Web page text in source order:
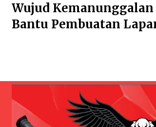
Wujud
Bantu Pembuatan